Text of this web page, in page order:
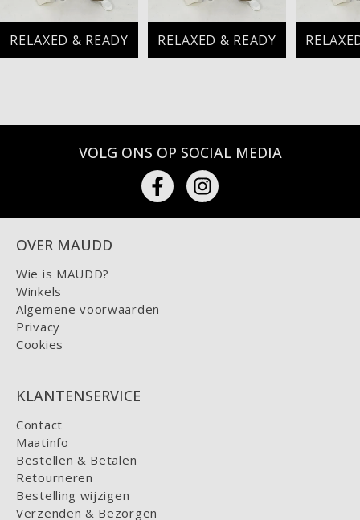
RELAXED & READY RELAXED & READY
VOLG ONS OP SOCIAL MEDIA
OVER MAUDD
Wie is MAUDD?
Winkels
Algemene voorwaarden
Privacy
Cookies
KLANTENSERVICE
Contact
Maatinfo
Bestellen & Betalen
Retourneren
Bestelling wijzigen
Verzenden & Bezorgen